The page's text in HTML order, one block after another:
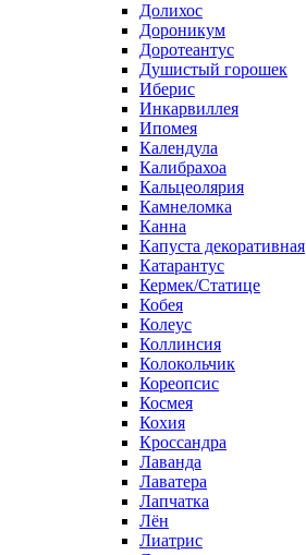
Долихос
Дороникум
Доротеантус
Душистый горошек
Иберис
Инкарвиллея
Ипомея
Календула
Калибрахоа
Кальцеолярия
Камнеломка
Канна
Капуста декоративная
Катарантус
Кермек/Статице
Кобея
Колеус
Коллинсия
Колокольчик
Кореопсис
Космея
Кохия
Кроссандра
Лаванда
Лаватера
Лапчатка
Лён
Лиатрис